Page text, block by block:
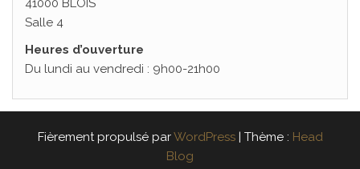
41000 BLOIS
Salle 4
Heures d’ouverture
Du lundi au vendredi : 9h00-21h00
Fièrement propulsé parWordPress | Thème : Head
Blog